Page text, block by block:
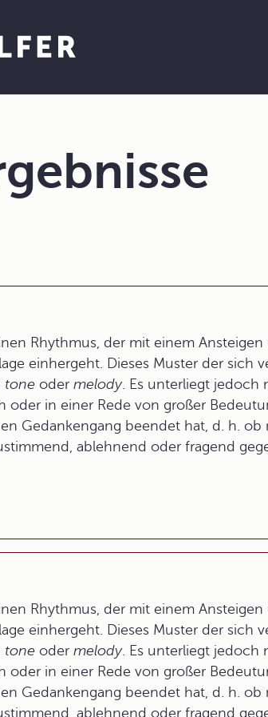
Rhythmus, der mit einem Ansteigen
einhergeht. Dieses Muster der sich
tone oder melody. Es unterliegt jedoch
oder in einer Rede von großer
Gedankengang beendet hat, d. h.
ablehnend oder fragend
Rhythmus, der mit einem Ansteigen
einhergeht. Dieses Muster der sich
tone oder melody. Es unterliegt jedoch
oder in einer Rede von großer
Gedankengang beendet hat, d. h.
ablehnend oder fragend